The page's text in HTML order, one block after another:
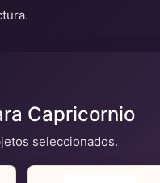
Capricornio
seleccionados.